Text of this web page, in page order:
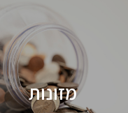
מזונות